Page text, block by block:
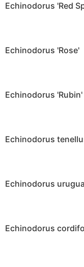
Echinodorus 'Red
Echinodorus 'Rose'
Echinodorus 'Rubin'
Echinodorus
Echinodorus
Echinodorus